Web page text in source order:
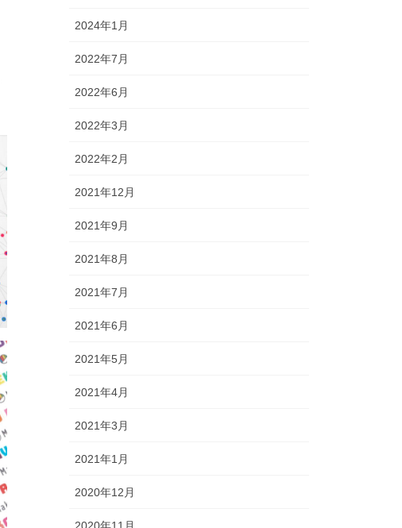
2024年1月
2022年7月
2022年6月
2022年3月
2022年2月
2021年12月
2021年9月
2021年8月
2021年7月
2021年6月
2021年5月
2021年4月
2021年3月
2021年1月
2020年12月